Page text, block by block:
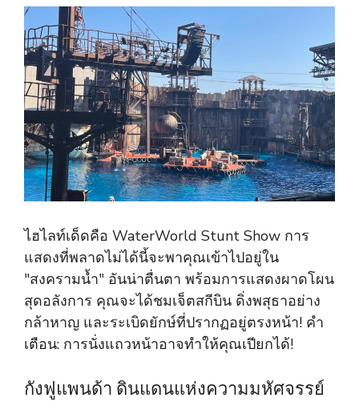
ไฮไลท์เด็ดคือ WaterWorld Stunt Show การ
แสดงที่พลาดไม่ได้นี้จะพาคุณเข้าไปอยู่ใน
"สงครามน้ำ" อันน่าตื่นตา พร้อมการแสดงผาดโผน
สุดอลังการ คุณจะได้ชมเจ็ตสกีบิน ดิ่งพสุธาอย่าง
กล้าหาญ และระเบิดยักษ์ที่ปรากฏอยู่ตรงหน้า! คำ
เตือน: การนั่งแถวหน้าอาจทำให้คุณเปียกได้!
กังฟูแพนด้า ดินแดนแห่งความมหัศจรรย์